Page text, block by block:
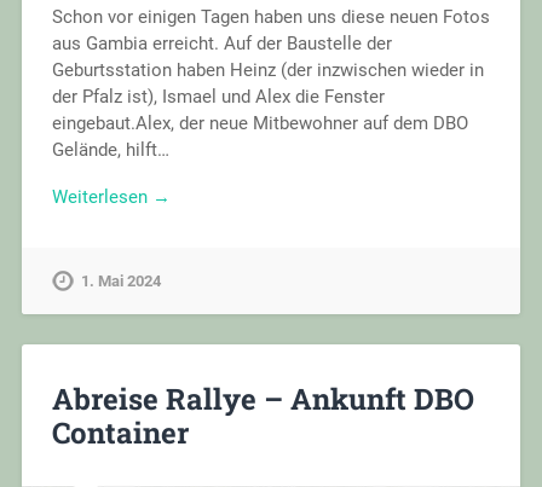
Schon vor einigen Tagen haben uns diese neuen Fotos
aus Gambia erreicht. Auf der Baustelle der
Geburtsstation haben Heinz (der inzwischen wieder in
der Pfalz ist), Ismael und Alex die Fenster
eingebaut.Alex, der neue Mitbewohner auf dem DBO
Gelände, hilft…
Weiterlesen →
1. Mai 2024
Abreise Rallye – Ankunft DBO
Container